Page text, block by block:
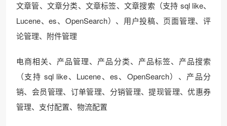
文章管、文章分类、文章标签、文章搜索（支持 sql like、
Lucene、es、OpenSearch）、用户投稿、页面管理、评
论管理、附件管理
电商相关、产品管理、产品分类、产品标签、产品搜索
（支持 sql like、Lucene、es、OpenSearch）、产品分
销、会员管理、订单管理、分销管理、提现管理、优惠券
管理、支付配置、物流配置